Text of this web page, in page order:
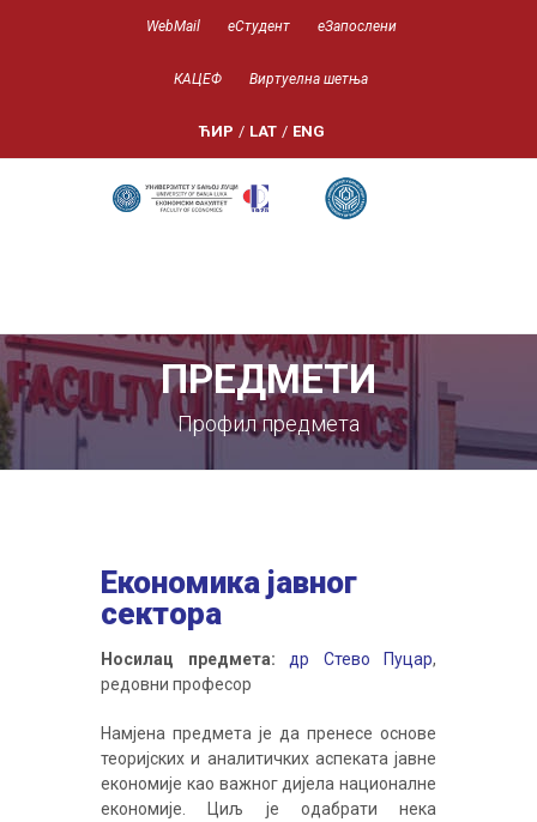
WebMail еСтудент еЗапослени
КАЦЕФ Виртуелна шетња
ЋИР / LAT / ENG
ПРЕДМЕТИ
Профил предмета
Економика јавног
сектора
Носилац предмета: др Стево Пуцар,
редовни професор
Намјена предмета је да пренесе основе
теоријских и аналитичких аспеката јавне
економије као важног дијела националне
економије. Циљ је одабрати нека